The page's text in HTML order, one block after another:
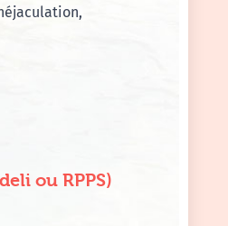
ou RPPS)